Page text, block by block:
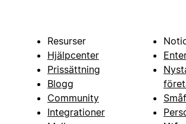
Resurser
Hjälpcenter
Prissättning
Blogg
Community
Integrationer